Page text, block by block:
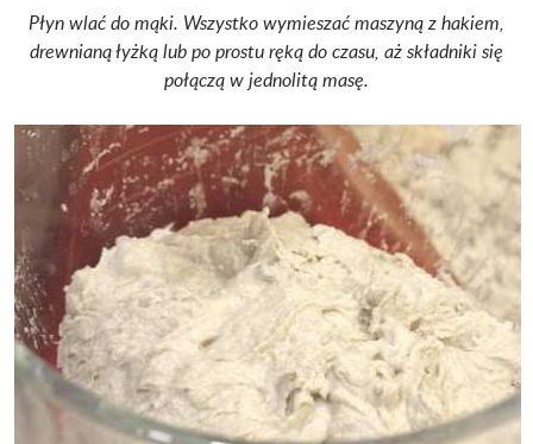
Płyn wlać do mąki. Wszystko wymieszać maszyną z hakiem,
drewnianą łyżką lub po prostu ręką do czasu, aż składniki się
połączą w jednolitą masę.